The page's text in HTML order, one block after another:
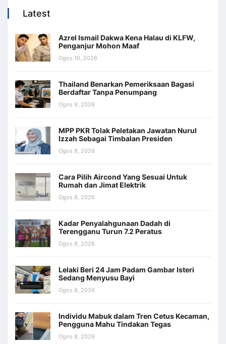
Latest
Azrel Ismail Dakwa Kena Halau di KLFW,
Penganjur Mohon Maaf
Ogos 10, 2026
Thailand Benarkan Pemeriksaan Bagasi
Berdaftar Tanpa Penumpang
Ogos 9, 2026
MPP PKR Tolak Peletakan Jawatan Nurul
Izzah Sebagai Timbalan Presiden
Ogos 8, 2026
Cara Pilih Aircond Yang Sesuai Untuk
Rumah dan Jimat Elektrik
Ogos 8, 2026
Kadar Penyalahgunaan Dadah di
Terengganu Turun 7.2 Peratus
Ogos 8, 2026
Lelaki Beri 24 Jam Padam Gambar Isteri
Sedang Menyusu Bayi
Ogos 8, 2026
Individu Mabuk dalam Tren Cetus Kecaman,
Pengguna Mahu Tindakan Tegas
Ogos 8, 2026